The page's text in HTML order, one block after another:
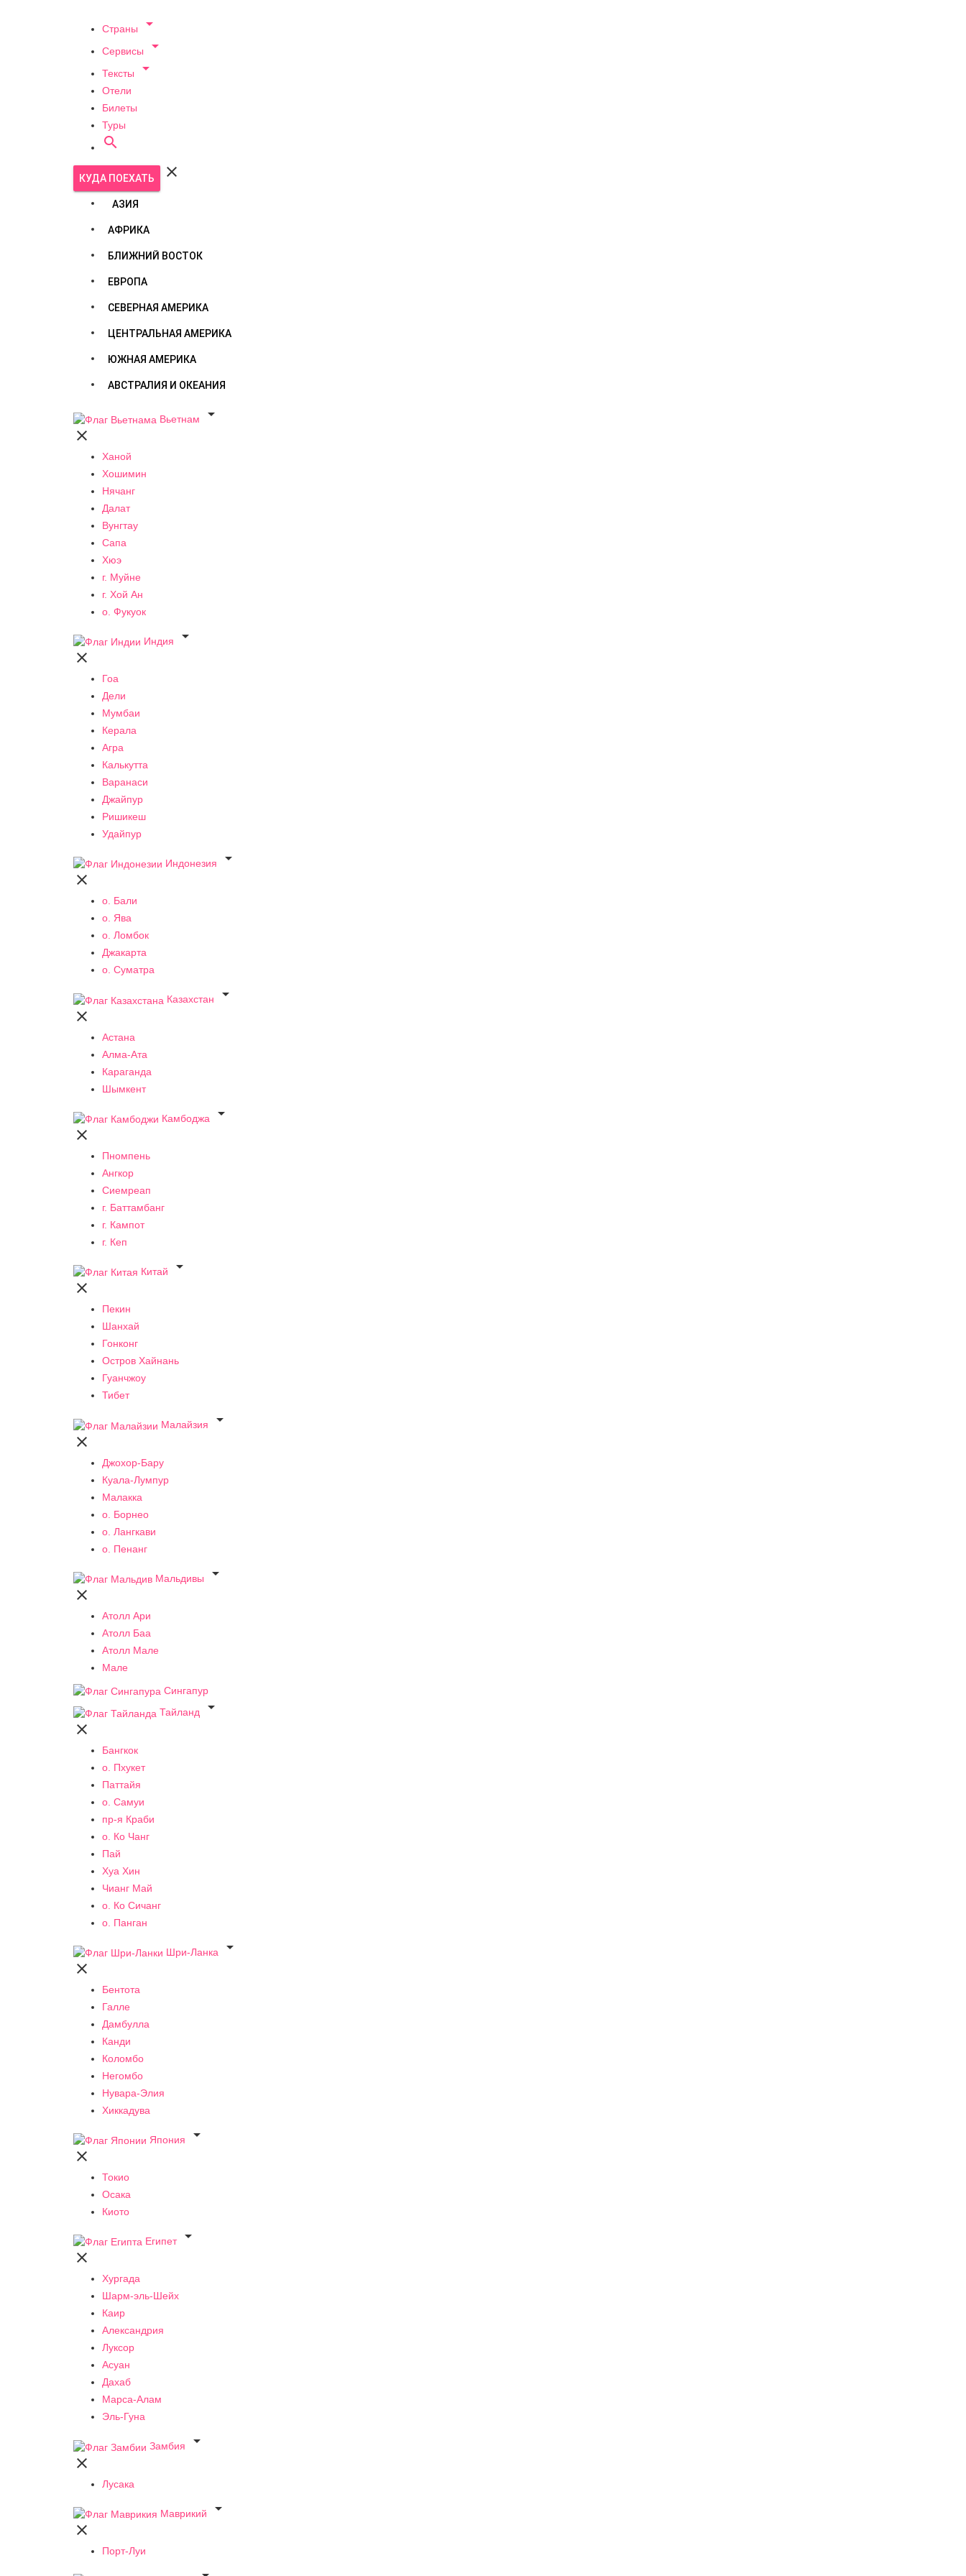
Страны 
Сервисы 
Тексты 
Отели
Билеты
Туры

КУДА ПОЕХАТЬ 
АЗИЯ
АФРИКА
БЛИЖНИЙ ВОСТОК
ЕВРОПА
СЕВЕРНАЯ АМЕРИКА
ЦЕНТРАЛЬНАЯ АМЕРИКА
ЮЖНАЯ АМЕРИКА
АВСТРАЛИЯ И ОКЕАНИЯ
Вьетнам


Ханой
Хошимин
Нячанг
Далат
Вунгтау
Сапа
Хюэ
г. Муйне
г. Хой Ан
о. Фукуок
Индия


Гоа
Дели
Мумбаи
Керала
Агра
Калькутта
Варанаси
Джайпур
Ришикеш
Удайпур
Индонезия


о. Бали
о. Ява
о. Ломбок
Джакарта
о. Суматра
Казахстан


Астана
Алма-Ата
Караганда
Шымкент
Камбоджа


Пномпень
Ангкор
Сиемреап
г. Баттамбанг
г. Кампот
г. Кеп
Китай


Пекин
Шанхай
Гонконг
Остров Хайнань
Гуанчжоу
Тибет
Малайзия


Джохор-Бару
Куала-Лумпур
Малакка
о. Борнео
о. Лангкави
о. Пенанг
Мальдивы


Атолл Ари
Атолл Баа
Атолл Мале
Мале
Сингапур
Тайланд


Бангкок
о. Пхукет
Паттайя
о. Самуи
пр-я Краби
о. Ко Чанг
Пай
Хуа Хин
Чианг Май
о. Ко Сичанг
о. Панган
Шри-Ланка


Бентота
Галле
Дамбулла
Канди
Коломбо
Негомбо
Нувара-Элия
Хиккадува
Япония


Токио
Осака
Киото
Египет


Хургада
Шарм-эль-Шейх
Каир
Александрия
Луксор
Асуан
Дахаб
Марса-Алам
Эль-Гуна
Замбия


Лусака
Маврикий


Порт-Луи